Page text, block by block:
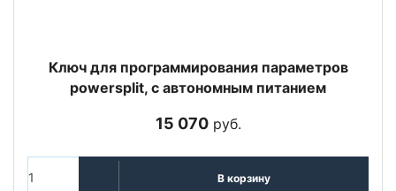
Ключ для программирования параметров
powersplit, с автономным питанием
15 070руб.
В корзину